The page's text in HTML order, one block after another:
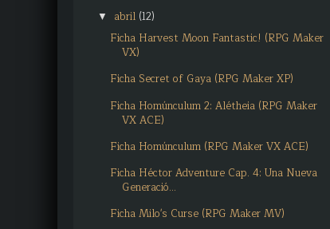
▼ abril (12)
Ficha Harvest Moon Fantastic! (RPG Maker
VX)
Ficha Secret of Gaya (RPG Maker XP)
Ficha Homúnculum 2: Alétheia (RPG Maker
VX ACE)
Ficha Homúnculum (RPG Maker VX ACE)
Ficha Héctor Adventure Cap. 4: Una Nueva
Generació...
Ficha Milo's Curse (RPG Maker MV)